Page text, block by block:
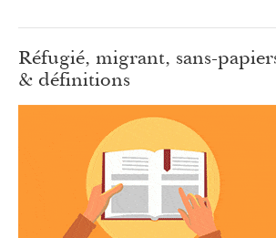
Réfugié, migrant, sans-
& définitions